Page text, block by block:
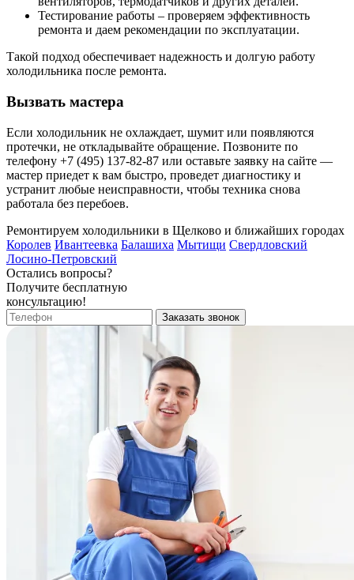
Тестирование работы – проверяем эффективность
ремонта и даем рекомендации по эксплуатации.
Такой подход обеспечивает надежность и долгую работу
холодильника после ремонта.
Вызвать мастера
Если холодильник не охлаждает, шумит или появляются
протечки, не откладывайте обращение. Позвоните по
телефону +7 (495) 137-82-87 или оставьте заявку на сайте —
мастер приедет к вам быстро, проведет диагностику и
устранит любые неисправности, чтобы техника снова
работала без перебоев.
Ремонтируем холодильники в Щелково и ближайших городах
Королев Ивантеевка Балашиха Мытищи Свердловский
Лосино-Петровский
Остались вопросы?
Получите бесплатную
консультацию!
Заказать звонок